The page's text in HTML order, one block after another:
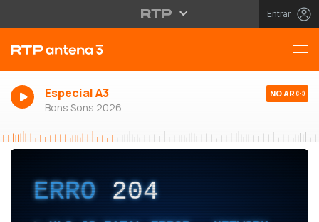
Entrar
Especial A3
Bons Sons 2026
NO AR